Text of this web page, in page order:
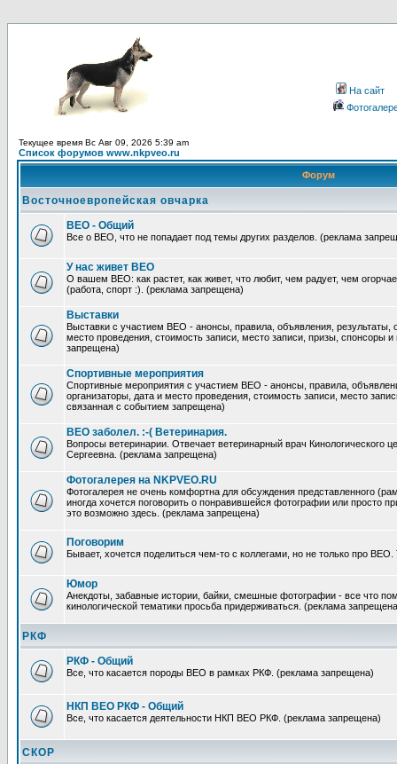
На сайт
Текущее время Вс Авг 09, 2026 5:39 am
Список форумов www.nkpveo.ru
Форум
Восточноевропейская овчарка
ВЕО - Общий
Все о ВЕО, что не попадает под темы других разделов. (реклама
У нас живет ВЕО
О вашем ВЕО: как растет, как живет, что любит, чем радует, чем
(работа, спорт :). (реклама запрещена)
Выставки
Выставки с участием ВЕО - анонсы, правила, объявления, результаты,
место проведения, стоимость записи, место записи, призы, спонсоры
запрещена)
Спортивные мероприятия
Спортивные мероприятия с участием ВЕО - анонсы, правила,
организаторы, дата и место проведения, стоимость записи, место
связанная с событием запрещена)
ВЕО заболел. :-( Ветеринария.
Вопросы ветеринарии. Отвечает ветеринарный врач Кинологического
Сергеевна. (реклама запрещена)
Фотогалерея на NKPVEO.RU
Фотогалерея не очень комфортна для обсуждения представленного
иногда хочется поговорить о понравившейся фотографии или просто
это возможно здесь. (реклама запрещена)
Поговорим
Бывает, хочется поделиться чем-то с коллегами, но не только про
Юмор
Анекдоты, забавные истории, байки, смешные фотографии - все что
кинологической тематики просьба придерживаться. (реклама
РКФ
РКФ - Общий
Все, что касается породы ВЕО в рамках РКФ. (реклама запрещена)
НКП ВЕО РКФ - Общий
Все, что касается деятельности НКП ВЕО РКФ. (реклама запрещена)
СКОР